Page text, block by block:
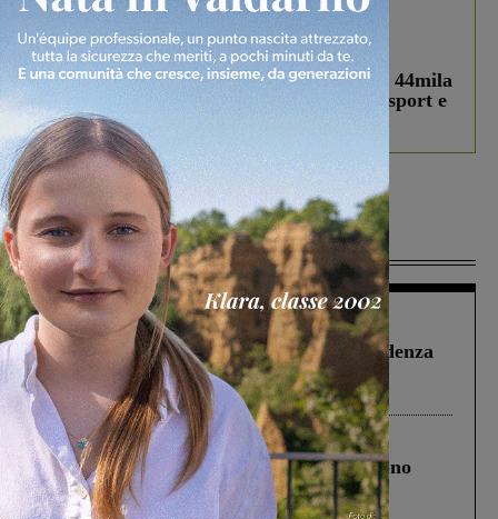
In vetrina 3 Agosto 2026
Estra Notizie agosto: Smart Cities, oltre 44mila
studenti coinvolti, torna il bando per lo sport e
debutta il podcast Estrair
Più lette
Figline Incisa Valdarno 1 Agosto 2026
Piscina di Figline finanziata oltre la scadenza
Pnrr, il gruppo di Fratelli d’Italia: “Un
ringraziamento al Governo”
Cronaca 4 Agosto 2026
Un anno fa la strage in A1 in cui morirono
Gianni, Giulia e Franco. Lo schianto, il
processo, lo stop ai sorpassi fra tir....